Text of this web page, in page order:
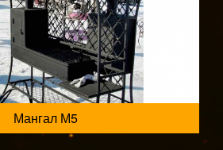
Мангал М5